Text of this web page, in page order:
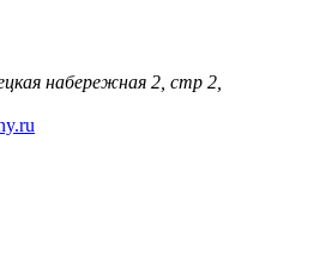
набережная 2, стр 2,